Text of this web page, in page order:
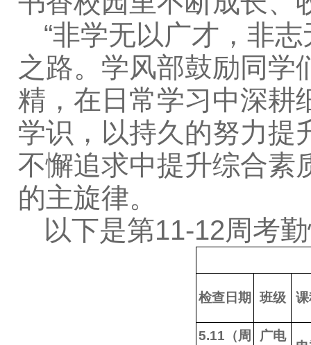
“非学无以广才，非
之路。学风部鼓励同学
精，在日常学习中深耕
学识，以持久的努力提
不懈追求中提升综合素
的主旋律。
以下是第11-12周考
检查日期 班级
5.11（周
广电